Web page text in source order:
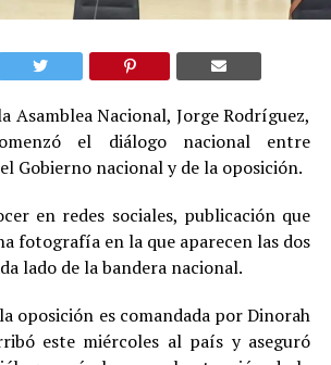
Asamblea Nacional, Jorge Rodríguez,
el diálogo nacional entre
Gobierno nacional y de la oposición.
en redes sociales, publicación que
fotografía en la que aparecen las dos
lado de la bandera nacional.
oposición es comandada por Dinorah
este miércoles al país y aseguró